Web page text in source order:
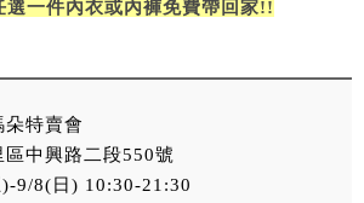
選一件內衣或內褲免費帶回家!!
朵特賣會
中興路二段550號
9/8(日) 10:30-21:30